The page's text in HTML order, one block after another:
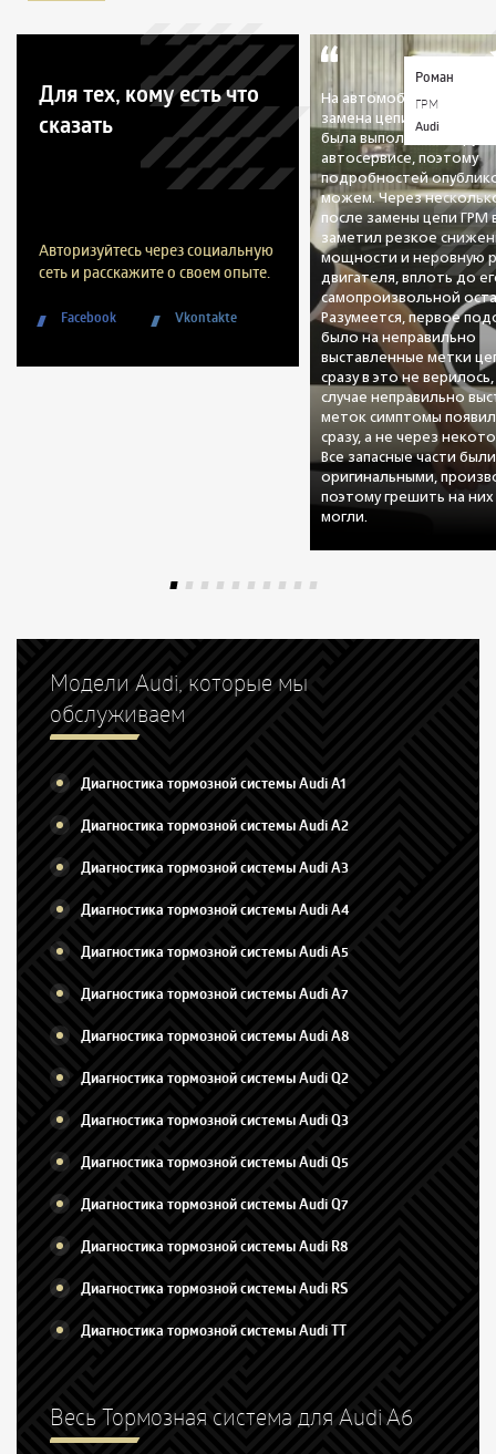
Для тех, кому есть что
сказать
Авторизуйтесь через социальную
сеть и расскажите о своем опыте.
Facebook Vkontakte
Роман
ГРМ
Audi
На автомобиле была
замена цепи ГРМ.
была выполнена в
автосервисе, поэтому
подробностей
можем. Через
после замены цепи ГРМ
заметил резкое
мощности и неровную
двигателя, вплоть до
самопроизвольной
Разумеется, первое
было на неправильно
выставленные метки
сразу в это не верилось,
случае неправильно
меток симптомы
сразу, а не через
Все запасные части
оригинальными,
поэтому грешить на
могли.
Модели Audi, которые мы
обслуживаем
Диагностика тормозной системы Audi A1
Диагностика тормозной системы Audi A2
Диагностика тормозной системы Audi A3
Диагностика тормозной системы Audi A4
Диагностика тормозной системы Audi A5
Диагностика тормозной системы Audi A7
Диагностика тормозной системы Audi A8
Диагностика тормозной системы Audi Q2
Диагностика тормозной системы Audi Q3
Диагностика тормозной системы Audi Q5
Диагностика тормозной системы Audi Q7
Диагностика тормозной системы Audi R8
Диагностика тормозной системы Audi RS
Диагностика тормозной системы Audi TT
Весь Тормозная система для Audi A6